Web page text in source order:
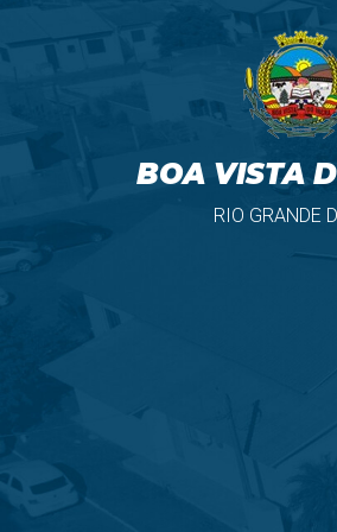
BOA VISTA
RIO GRANDE